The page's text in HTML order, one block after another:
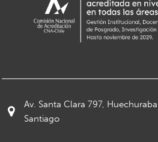
Av. Santa Clara 797,
Santiago